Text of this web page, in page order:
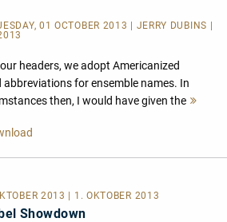
01 OCTOBER 2013 | JERRY DUBINS |
headers, we adopt Americanized
abbreviations for ensemble names. In
then, I would have given the
2013 | 1. OKTOBER 2013
Showdown